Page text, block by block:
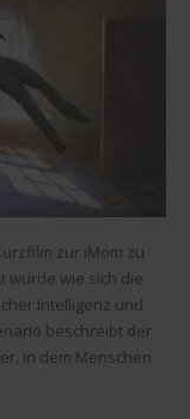
zur iMom zu
wurde wie sich die
Intelligenz und
beschreibt der
in dem Menschen